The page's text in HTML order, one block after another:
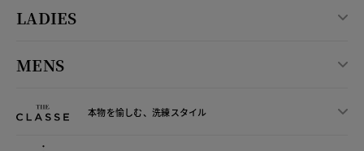
LADIES
MENS
本物を愉しむ、洗練スタイル